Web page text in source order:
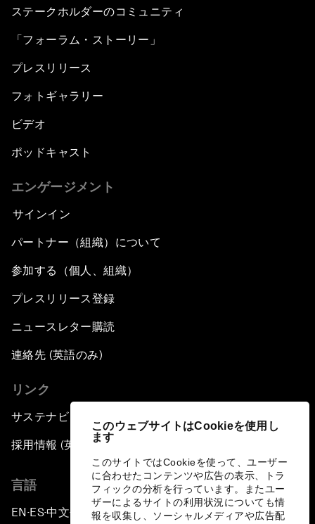
このウェブサイトはCookieを使用し
ます
このサイトではCookieを使って、ユーザー
に合わせたコンテンツや広告の表示、トラ
フィックの分析を行っています。またユー
ザーによるサイトの利用状況についても情
報を収集し、ソーシャルメディアや広告配
ステークホルダーのコミュニティ
「フォーラム・ストーリー」
プレスリリース
フォトギャラリー
ビデオ
ポッドキャスト
エンゲージメント
サインイン
パートナー（組織）について
参加する（個人、組織）
プレスリリース登録
ニュースレター購読
連絡先 (英語のみ)
リンク
サステナビリティへの取り組み
採用情報 (英語のみ)
言語
EN ▪ES▪中文▪ 日本語